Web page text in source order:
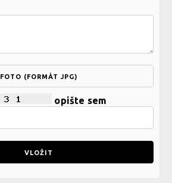
FOTO (FORMÁT JPG)
opište sem